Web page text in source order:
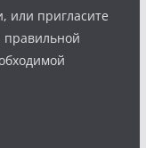
или пригласите
правильной